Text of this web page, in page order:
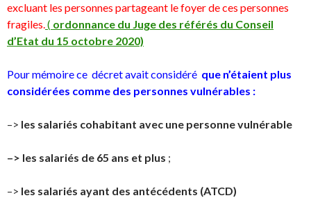
excluant les personnes partageant le foyer de ces personnes
fragiles.( ordonnance du Juge des référés du Conseil
d’Etat du 15 octobre 2020)
Pour mémoire ce décret avait considéré que n’étaient plus
considérées comme des personnes vulnérables :
–> les salariés cohabitant avec une personne vulnérable
–> les salariés de 65 ans et plus ;
–> les salariés ayant des antécédents (ATCD)